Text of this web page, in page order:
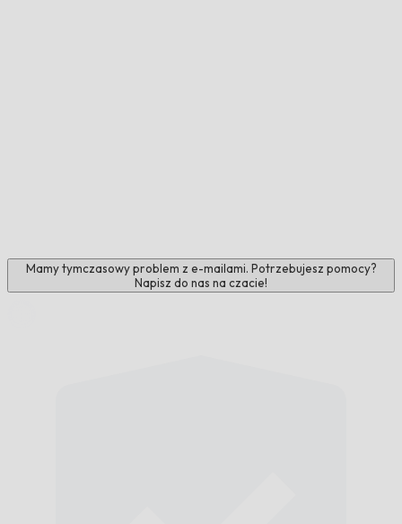
Mamy tymczasowy problem z e-mailami. Potrzebujesz pomocy?
Napisz do nas na czacie!